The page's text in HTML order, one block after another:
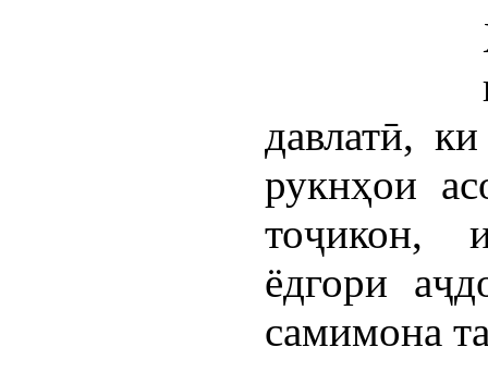
давлатӣ,
рукнҳои
тоҷикон,
ёдгори
самимона